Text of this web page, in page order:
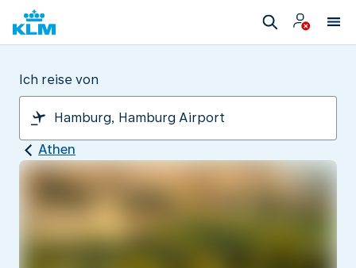
Ich reise von
Athen